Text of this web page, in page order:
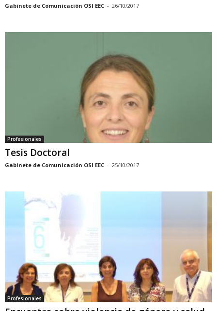
Gabinete de Comunicación OSI EEC - 26/10/2017
Profesionales
Tesis Doctoral
Gabinete de Comunicación OSI EEC - 25/10/2017
Profesionales